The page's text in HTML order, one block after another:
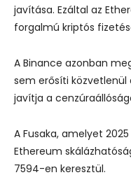
javítása. Ezáltal az
forgalmú kriptós
A Binance azonban
sem erősíti
javítja a
A Fusaka, amelyet
Ethereum
7594-en keresztül.